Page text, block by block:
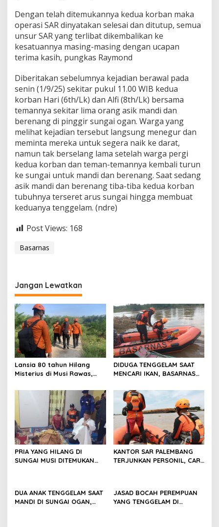
Dengan telah ditemukannya kedua korban maka
operasi SAR dinyatakan selesai dan ditutup, semua
unsur SAR yang terlibat dikembalikan ke
kesatuannya masing-masing dengan ucapan
terima kasih, pungkas Raymond
Diberitakan sebelumnya kejadian berawal pada
senin (1/9/25) sekitar pukul 11.00 WIB kedua
korban Hari (6th/Lk) dan Alfi (8th/Lk) bersama
temannya sekitar lima orang asik mandi dan
berenang di pinggir sungai ogan. Warga yang
melihat kejadian tersebut langsung menegur dan
meminta mereka untuk segera naik ke darat,
namun tak berselang lama setelah warga pergi
kedua korban dan teman-temannya kembali turun
ke sungai untuk mandi dan berenang. Saat sedang
asik mandi dan berenang tiba-tiba kedua korban
tubuhnya terseret arus sungai hingga membuat
keduanya tenggelam. (ndre)
Post Views: 168
Basarnas
Jangan Lewatkan
Lansia 80 tahun Hilang
Misterius di Musi Rawas,
Pencarian
DIDUGA TENGGELAM SAAT
MENCARI IKAN, BASARNAS
PRIA YANG HILANG DI
SUNGAI MUSI DITEMUKAN
KANTOR SAR PALEMBANG
TERJUNKAN PERSONIL, CARI
DUA ANAK TENGGELAM SAAT
MANDI DI SUNGAI OGAN,
JASAD BOCAH PEREMPUAN
YANG TENGGELAM DI